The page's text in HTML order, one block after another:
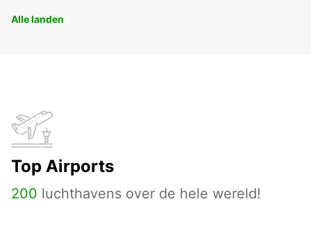
Alle landen
Top Airports
200 luchthavens over de hele wereld!